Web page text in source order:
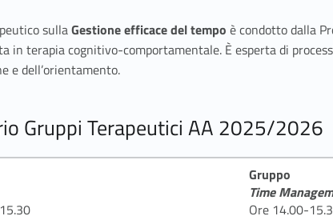
sullaGestione efficace del tempo è condotto dalla
in terapia cognitivo-comportamentale. È esperta di
e dell’orientamento.
Gruppi Terapeutici AA 2025/2026
Gruppo
Time
Ore 14.00-